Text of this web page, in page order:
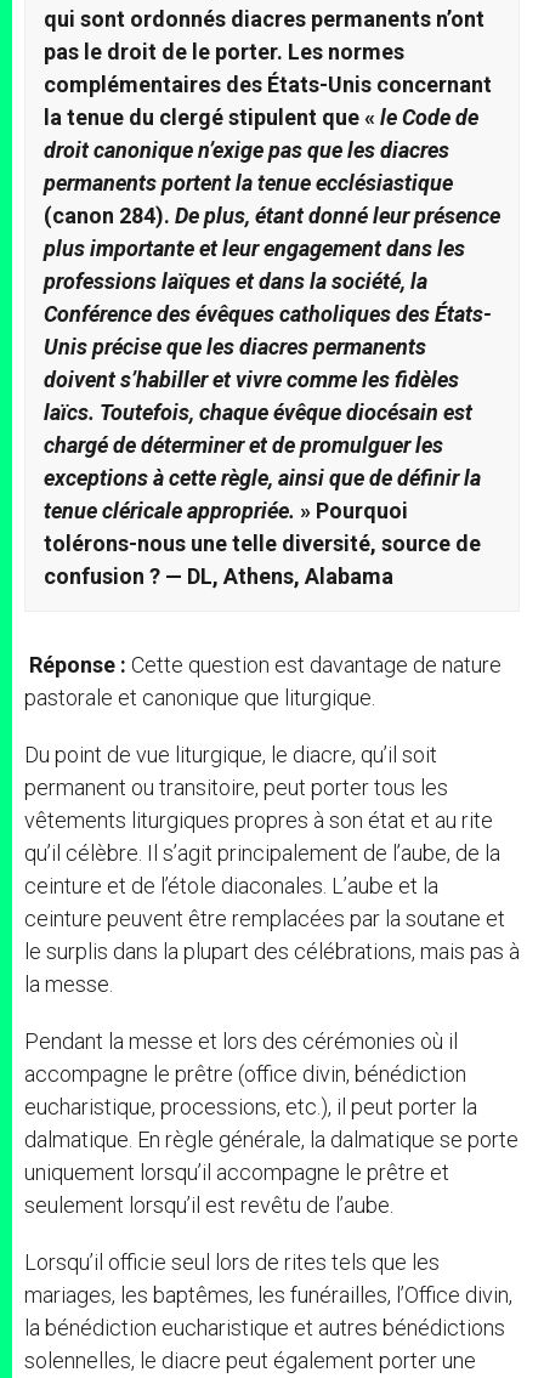
qui sont ordonnés diacres permanents n’ont
pas le droit de le porter. Les normes
complémentaires des États-Unis concernant
la tenue du clergé stipulent que « le Code de
droit canonique n’exige pas que les diacres
permanents portent la tenue ecclésiastique
(canon 284). De plus, étant donné leur présence
plus importante et leur engagement dans les
professions laïques et dans la société, la
Conférence des évêques catholiques des États-
Unis précise que les diacres permanents
doivent s’habiller et vivre comme les fidèles
laïcs. Toutefois, chaque évêque diocésain est
chargé de déterminer et de promulguer les
exceptions à cette règle, ainsi que de définir la
tenue cléricale appropriée. » Pourquoi
tolérons-nous une telle diversité, source de
confusion ? — DL, Athens, Alabama
Réponse : Cette question est davantage de nature
pastorale et canonique que liturgique.
Du point de vue liturgique, le diacre, qu’il soit
permanent ou transitoire, peut porter tous les
vêtements liturgiques propres à son état et au rite
qu’il célèbre. Il s’agit principalement de l’aube, de la
ceinture et de l’étole diaconales. L’aube et la
ceinture peuvent être remplacées par la soutane et
le surplis dans la plupart des célébrations, mais pas à
la messe.
Pendant la messe et lors des cérémonies où il
accompagne le prêtre (office divin, bénédiction
eucharistique, processions, etc.), il peut porter la
dalmatique. En règle générale, la dalmatique se porte
uniquement lorsqu’il accompagne le prêtre et
seulement lorsqu’il est revêtu de l’aube.
Lorsqu’il officie seul lors de rites tels que les
mariages, les baptêmes, les funérailles, l’Office divin,
la bénédiction eucharistique et autres bénédictions
solennelles, le diacre peut également porter une